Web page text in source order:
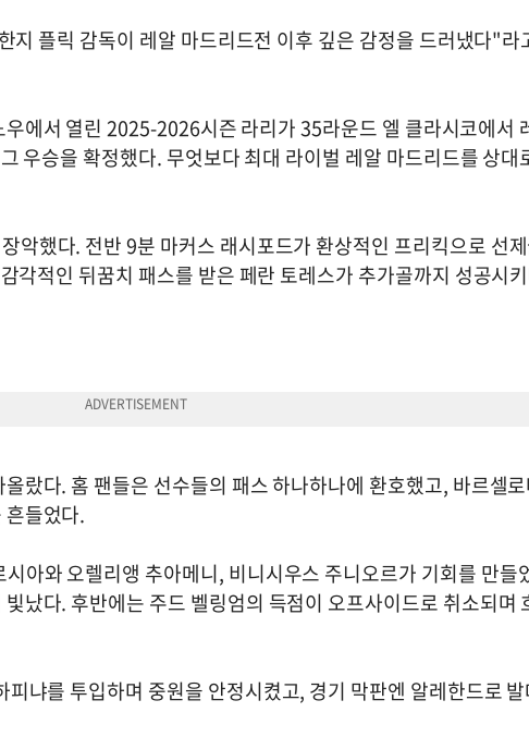
플릭 감독이 레알 마드리드전 이후 깊은 감정을 드러냈다"라
에서 열린 2025-2026시즌 라리가 35라운드 엘 클라시코에서
우승을 확정했다. 무엇보다 최대 라이벌 레알 마드리드를 상대
악했다. 전반 9분 마커스 래시포드가 환상적인 프리킥으로 선
각적인 뒤꿈치 패스를 받은 페란 토레스가 추가골까지 성공시
랐다. 홈 팬들은 선수들의 패스 하나하나에 환호했고, 바르셀
들었다.
아와 오렐리앵 추아메니, 비니시우스 주니오르가 기회를 만들
났다. 후반에는 주드 벨링엄의 득점이 오프사이드로 취소되며
냐를 투입하며 중원을 안정시켰고, 경기 막판엔 알레한드로